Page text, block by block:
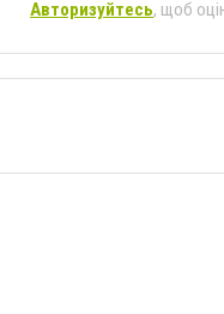
Авторизуйтесь, щоб